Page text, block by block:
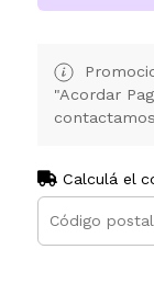
"Acordar
Calculá el